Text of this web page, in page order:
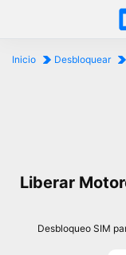
Inicio Desbloquear
Liberar
Desbloqueo SIM